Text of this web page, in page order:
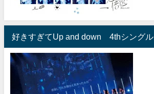
好きすぎてUp and down 4thシングル